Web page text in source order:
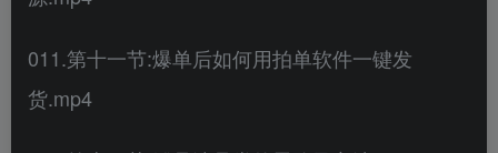
011.第十一节:爆单后如何用拍单软件一键发
货.mp4